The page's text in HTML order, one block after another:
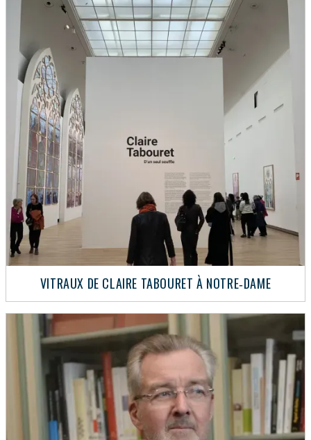
VITRAUX DE CLAIRE TABOURET À NOTRE‑DAME